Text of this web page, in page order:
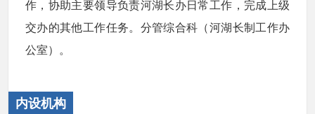
作，协助主要领导负责河湖长办日常工作，完成上级
交办的其他工作任务。分管综合科（河湖长制工作办
公室）。
内设机构